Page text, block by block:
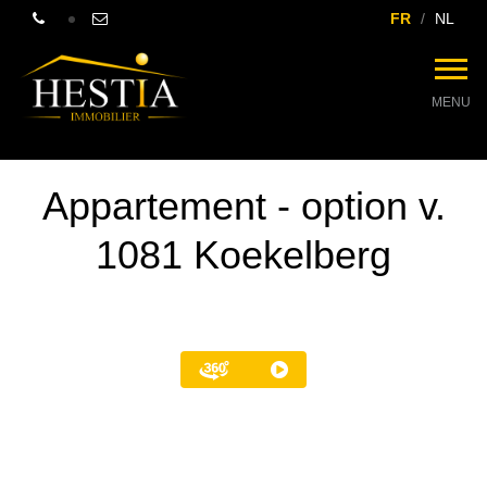
FR NL
MENU
Appartement - option v.
1081 Koekelberg